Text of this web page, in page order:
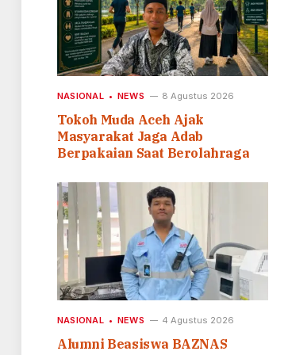
NASIONAL NEWS 8 Agustus 2026
Tokoh Muda Aceh Ajak
Masyarakat Jaga Adab
Berpakaian Saat Berolahraga
NASIONAL NEWS 4 Agustus 2026
Alumni Beasiswa BAZNAS